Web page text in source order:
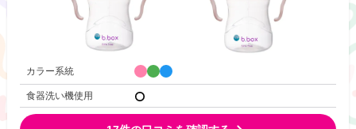
カラー系統
食器洗い機使用